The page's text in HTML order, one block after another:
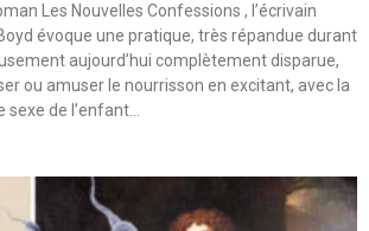
Les Nouvelles Confessions , l’écrivain
évoque une pratique, très répandue durant
aujourd’hui complètement disparue,
ou amuser le nourrisson en excitant, avec la
sexe de l’enfant…